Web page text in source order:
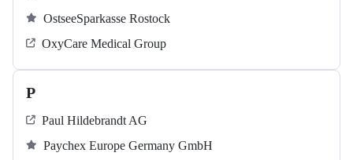
OstseeSparkasse Rostock
OxyCare Medical Group
P
Paul Hildebrandt AG
Paychex Europe Germany GmbH